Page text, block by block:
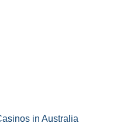
in Australia